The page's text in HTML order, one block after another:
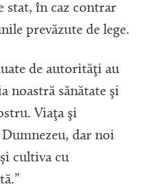
în caz contrar
prevăzute de lege.
de autorităţi au
noastră sănătate şi
Viaţa şi
dar noi
cultiva cu